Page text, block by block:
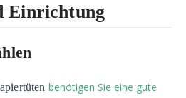
Einrichtung
benötigen Sie eine gute